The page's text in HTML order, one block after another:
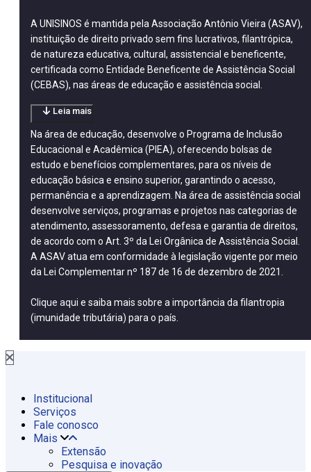
A UNISINOS é mantida pela Associação Antônio Vieira (ASAV),
instituição de direito privado sem fins lucrativos, filantrópica,
de natureza educativa, cultural, assistencial e beneficente,
certificada como Entidade Beneficente de Assistência Social
(CEBAS), nas áreas de educação e assistência social.
Leia mais
Na área de educação, desenvolve o Programa de Inclusão
Educacional e Acadêmica (PIEA), oferecendo bolsas de
estudo e benefícios complementares, para os níveis de
educação básica e ensino superior, garantindo o acesso,
permanência e a aprendizagem. Na área de assistência social
desenvolve serviços, programas e projetos nas categorias de
atendimento, assessoramento, defesa e garantia de direitos,
de acordo com o Art. 3º da Lei Orgânica de Assistência Social.
A ASAV atua em conformidade à legislação vigente por meio
da Lei Complementar nº 187 de 16 de dezembro de 2021.
Clique aqui e saiba mais sobre a importância da filantropia
(imunidade tributária) para o país.
Institucional
Serviços
Fale conosco
Mais
Extensão
Pesquisa e inovação